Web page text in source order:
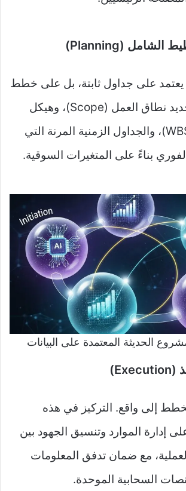
يعتمد على جداول ثابتة، بل على خطط
ديناميكية. يتم تحديد نطاق العمل (Scope)، وهيكل
تقسيم العمل (WBS)، والجداول الزمنية المرنة التي
بناءً على المتغيرات السوقية.
الحديثة المعتمدة على البيانات
إلى واقع. التركيز في هذه
إدارة الموارد وتنسيق الجهود بين
مع ضمان تدفق المعلومات
السحابية الموحدة.